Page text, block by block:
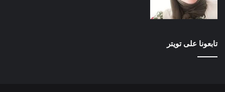
تابعونا على تويتر